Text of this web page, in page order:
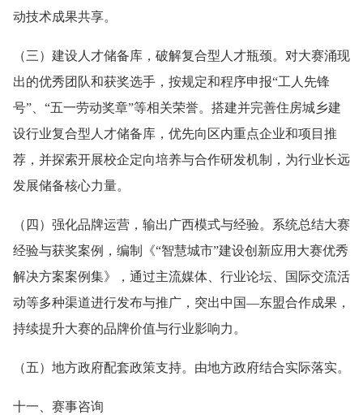
动技术成果共享。
（三）建设人才储备库，破解复合型人才瓶颈。对大赛涌现
出的优秀团队和获奖选手，按规定和程序申报“工人先锋
号”、“五一劳动奖章”等相关荣誉。搭建并完善住房城乡建
设行业复合型人才储备库，优先向区内重点企业和项目推
荐，并探索开展校企定向培养与合作研发机制，为行业长远
发展储备核心力量。
（四）强化品牌运营，输出广西模式与经验。系统总结大赛
经验与获奖案例，编制《“智慧城市”建设创新应用大赛优秀
解决方案案例集》，通过主流媒体、行业论坛、国际交流活
动等多种渠道进行发布与推广，突出中国—东盟合作成果，
持续提升大赛的品牌价值与行业影响力。
（五）地方政府配套政策支持。由地方政府结合实际落实。
十一、赛事咨询